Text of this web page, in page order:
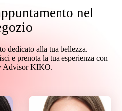
nel
dedicato alla tua bellezza.
e prenota la tua esperienza con
Advisor KIKO.